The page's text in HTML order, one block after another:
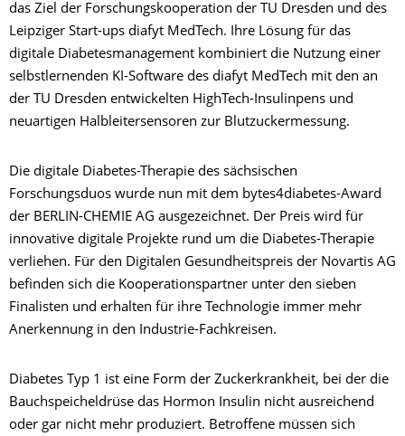
das Ziel der Forschungskooperation der TU Dresden und des
Leipziger Start-ups diafyt MedTech. Ihre Lösung für das
digitale Diabetesmanagement kombiniert die Nutzung einer
selbstlernenden KI-Software des diafyt MedTech mit den an
der TU Dresden entwickelten HighTech-Insulinpens und
neuartigen Halbleitersensoren zur Blutzuckermessung.
Die digitale Diabetes-Therapie des sächsischen
Forschungsduos wurde nun mit dem bytes4diabetes-Award
der BERLIN-CHEMIE AG ausgezeichnet. Der Preis wird für
innovative digitale Projekte rund um die Diabetes-Therapie
verliehen. Für den Digitalen Gesundheitspreis der Novartis AG
befinden sich die Kooperationspartner unter den sieben
Finalisten und erhalten für ihre Technologie immer mehr
Anerkennung in den Industrie-Fachkreisen.
Diabetes Typ 1 ist eine Form der Zuckerkrankheit, bei der die
Bauchspeicheldrüse das Hormon Insulin nicht ausreichend
oder gar nicht mehr produziert. Betroffene müssen sich